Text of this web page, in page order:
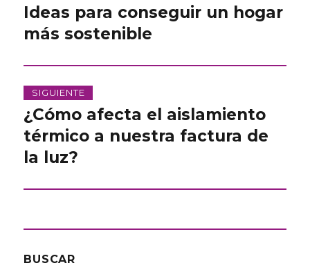
de
entradas
Entrada
anterior:
Ideas para conseguir un hogar
más sostenible
SIGUIENTE
Entrada
siguiente:
¿Cómo afecta el aislamiento
térmico a nuestra factura de
la luz?
BUSCAR